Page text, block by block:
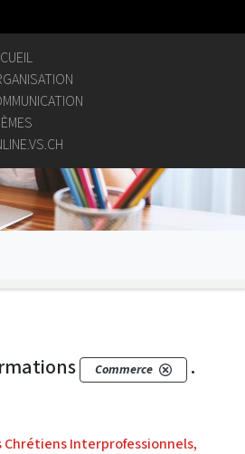
Commerce .
Chrétiens Interprofessionnels,